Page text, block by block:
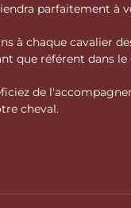
parfaitement à
à chaque cavalier
que référent dans
de
cheval.